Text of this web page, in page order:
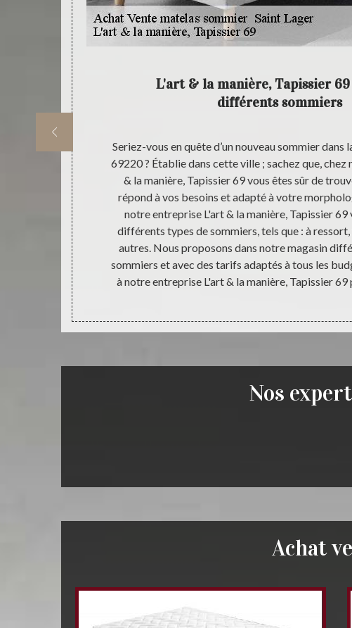
L'art & la manière, Tapissier
différents sommiers
Seriez-vous en quête d’un nouveau sommier dans
69220 ? Établie dans cette ville ; sachez que,
& la manière, Tapissier 69 vous êtes sûr de
répond à vos besoins et adapté à votre
notre entreprise L'art & la manière, Tapissier
différents types de sommiers, tels que : à
autres. Nous proposons dans notre magasin
sommiers et avec des tarifs adaptés à tous les
à notre entreprise L'art & la manière, Tapissier 69
Nos
Achat